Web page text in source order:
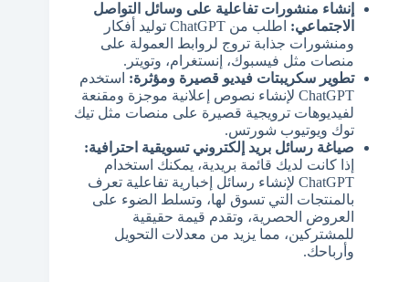
إنشاء منشورات تفاعلية على وسائل التواصل
الاجتماعي:
اطلب من ChatGPT توليد أفكار
ومنشورات جذابة تروج لروابط العمولة على
منصات مثل فيسبوك، إنستغرام، وتويتر.
تطوير سكريبتات فيديو قصيرة ومؤثرة: استخدم
ChatGPT لإنشاء نصوص إعلانية موجزة ومقنعة
لفيديوهات ترويجية قصيرة على منصات مثل تيك
توك ويوتيوب شورتس.
صياغة رسائل بريد إلكتروني تسويقية احترافية:
إذا كانت لديك قائمة بريدية، يمكنك استخدام
ChatGPT لإنشاء رسائل إخبارية تفاعلية تعرف
بالمنتجات التي تسوق لها، وتسلط الضوء على
العروض الحصرية، وتقدم قيمة حقيقية
للمشتركين، مما يزيد من معدلات التحويل
وأرباحك.